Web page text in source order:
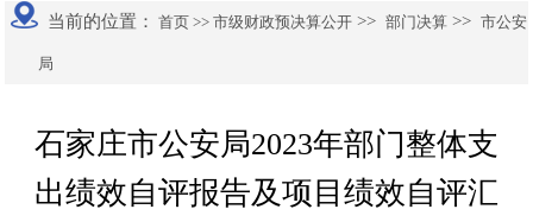
当前的位置： 首页 >> 市级财政预决算公开 >>部门决算 >>市公安
局
石家庄市公安局2023年部门整体支
出绩效自评报告及项目绩效自评汇